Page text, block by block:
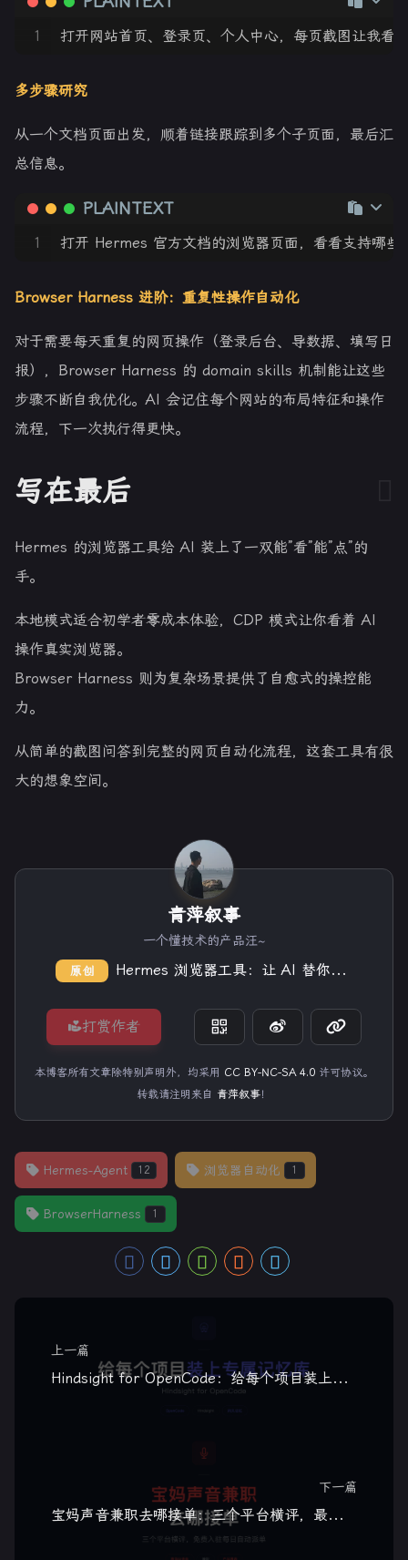
1 打开网站首页、登录页、个人中心，每页截图让我看
多步骤研究
从一个文档页面出发，顺着链接跟踪到多个子页面，最后汇
总信息。
PLAINTEXT
1 打开 Hermes 官方文档的浏览器页面，看看支持哪些
Browser Harness 进阶：重复性操作自动化
对于需要每天重复的网页操作（登录后台、导数据、填写日
报），Browser Harness 的 domain skills 机制能让这些
步骤不断自我优化。AI 会记住每个网站的布局特征和操作
流程，下一次执行得更快。
写在最后
Hermes 的浏览器工具给 AI 装上了一双能”看”能”点”的
手。
本地模式适合初学者零成本体验，CDP 模式让你看着 AI
操作真实浏览器。
Browser Harness 则为复杂场景提供了自愈式的操控能
力。
从简单的截图问答到完整的网页自动化流程，这套工具有很
大的想象空间。
青萍叙事
一个懂技术的产品汪~
原创 Hermes 浏览器工具：让 AI 替你操作网页
打赏作者
本博客所有文章除特别声明外，均采用 CC BY-NC-SA 4.0 许可协议。
转载请注明来自 青萍叙事！
Hermes-Agent 12 浏览器自动化 1
BrowserHarness 1
上一篇
Hindsight for OpenCode：给每个项目装上专属记忆库
下一篇
宝妈声音兼职去哪接单：三个平台横评，最后一个免费入驻每日自动派单